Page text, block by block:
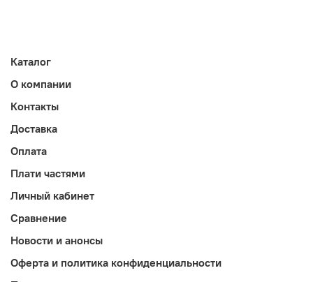
Каталог
О компании
Контакты
Доставка
Оплата
Плати частями
Личный кабинет
Сравнение
Новости и анонсы
Оферта и политика конфиденциальности